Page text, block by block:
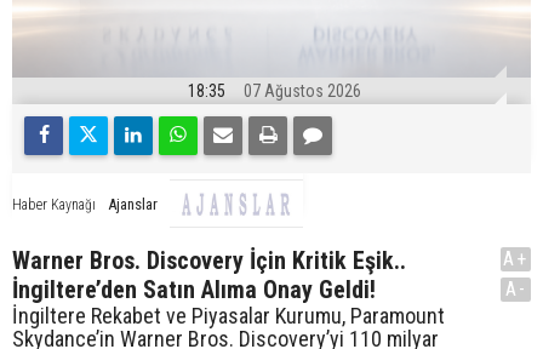
18:35 07 Ağustos 2026
Haber Kaynağı Ajanslar
Warner Bros. Discovery İçin Kritik Eşik..
İngiltere’den Satın Alıma Onay Geldi!
İngiltere Rekabet ve Piyasalar Kurumu, Paramount
Skydance’in Warner Bros. Discovery’yi 110 milyar
A+
A-